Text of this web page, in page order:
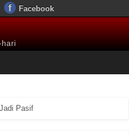
Facebook
Pasif